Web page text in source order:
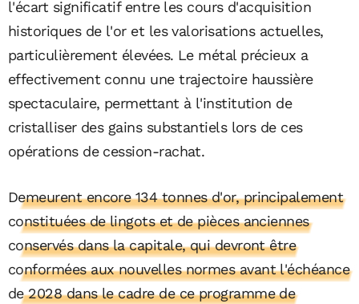
l'écart significatif entre les cours d'acquisition
historiques de l'or et les valorisations actuelles,
particulièrement élevées. Le métal précieux a
effectivement connu une trajectoire haussière
spectaculaire, permettant à l'institution de
cristalliser des gains substantiels lors de ces
opérations de cession-rachat.
Demeurent encore 134 tonnes d'or, principalement
constituées de lingots et de pièces anciennes
conservés dans la capitale, qui devront être
conformées aux nouvelles normes avant l'échéance
de 2028 dans le cadre de ce programme de